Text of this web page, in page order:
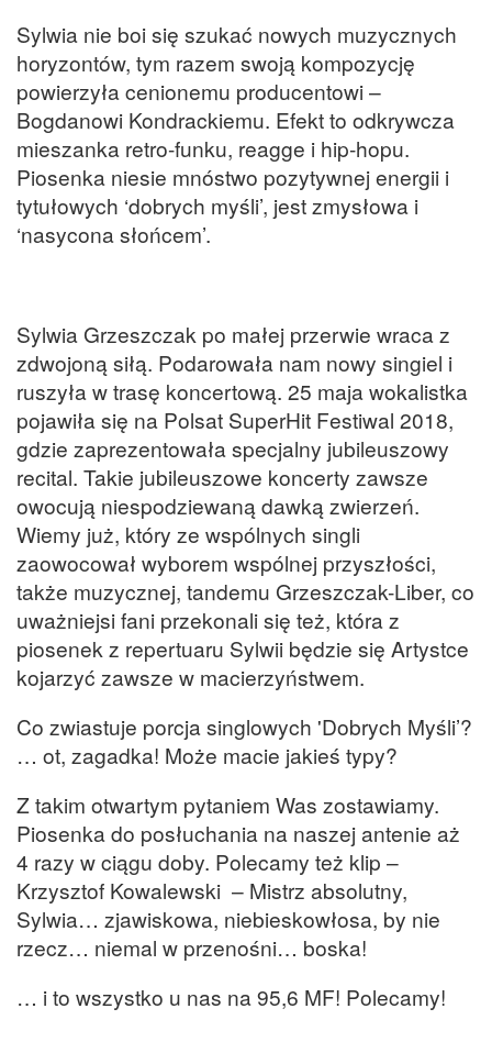
Sylwia nie boi się szukać nowych muzycznych
horyzontów, tym razem swoją kompozycję
powierzyła cenionemu producentowi –
Bogdanowi Kondrackiemu. Efekt to odkrywcza
mieszanka retro-funku, reagge i hip-hopu.
Piosenka niesie mnóstwo pozytywnej energii i
tytułowych ‘dobrych myśli’, jest zmysłowa i
‘nasycona słońcem’.
Sylwia Grzeszczak po małej przerwie wraca z
zdwojoną siłą. Podarowała nam nowy singiel i
ruszyła w trasę koncertową. 25 maja wokalistka
pojawiła się na Polsat SuperHit Festiwal 2018,
gdzie zaprezentowała specjalny jubileuszowy
recital. Takie jubileuszowe koncerty zawsze
owocują niespodziewaną dawką zwierzeń.
Wiemy już, który ze wspólnych singli
zaowocował wyborem wspólnej przyszłości,
także muzycznej, tandemu Grzeszczak-Liber, co
uważniejsi fani przekonali się też, która z
piosenek z repertuaru Sylwii będzie się Artystce
kojarzyć zawsze w macierzyństwem.
Co zwiastuje porcja singlowych 'Dobrych Myśli’?
… ot, zagadka! Może macie jakieś typy?
Z takim otwartym pytaniem Was zostawiamy.
Piosenka do posłuchania na naszej antenie aż
4 razy w ciągu doby. Polecamy też klip –
Krzysztof Kowalewski – Mistrz absolutny,
Sylwia… zjawiskowa, niebieskowłosa, by nie
rzecz… niemal w przenośni… boska!
… i to wszystko u nas na 95,6 MF! Polecamy!